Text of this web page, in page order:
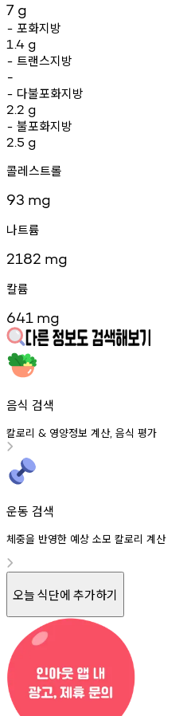
7 g
- 포화지방
1.4 g
- 트랜스지방
-
- 다불포화지방
2.2 g
- 불포화지방
2.5 g
콜레스트롤
93 mg
나트륨
2182 mg
칼륨
641 mg
음식 검색
칼로리 & 영양정보 계산, 음식 평가
운동 검색
체중을 반영한 예상 소모 칼로리 계산
오늘 식단에 추가하기